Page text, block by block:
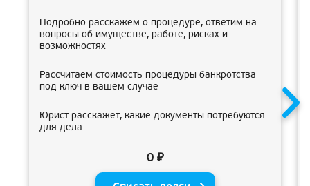
Подробно расскажем о процедуре, ответим на
вопросы об имуществе, работе, рисках и
возможностях
Рассчитаем стоимость процедуры банкротства
под ключ в вашем случае
Юрист расскажет, какие документы потребуются
для дела
0 ₽